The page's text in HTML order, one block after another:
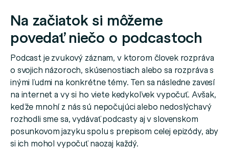
Na začiatok si môžeme
povedať niečo o podcastoch
Podcast je zvukový záznam, v ktorom človek rozpráva
o svojich názoroch, skúsenostiach alebo sa rozpráva s
inými ľudmi na konkrétne témy. Ten sa následne zavesí
na internet a vy si ho viete kedykoľvek vypočuť. Avšak,
keďže mnohí z nás sú nepočujúci alebo nedoslýchavý
rozhodli sme sa, vydávať podcasty aj v slovenskom
posunkovom jazyku spolu s prepisom celej epizódy, aby
si ich mohol vypočuť naozaj každý.